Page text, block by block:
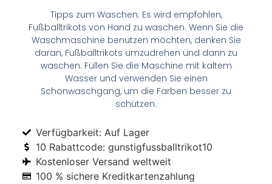
Tipps zum Waschen: Es wird empfohlen,
Fußballtrikots von Hand zu waschen. Wenn Sie die
Waschmaschine benutzen möchten, denken Sie
daran, Fußballtrikots umzudrehen und dann zu
waschen. Füllen Sie die Maschine mit kaltem
Wasser und verwenden Sie einen
Schonwaschgang, um die Farben besser zu
schützen.
Verfügbarkeit: Auf Lager
10 Rabattcode: gunstigfussballtrikot10
Kostenloser Versand weltweit
100 % sichere Kreditkartenzahlung